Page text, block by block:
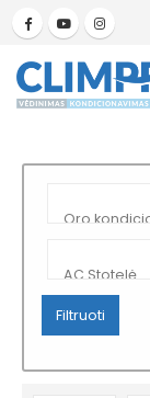
Filtruoti